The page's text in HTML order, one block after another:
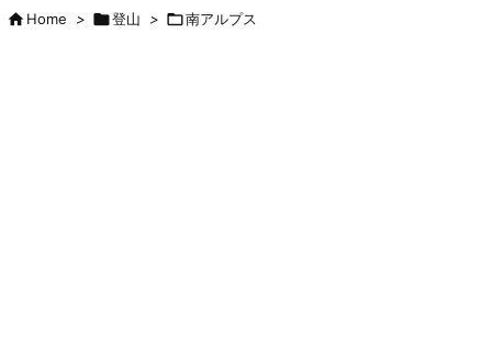
Home > 登山 > 南アルプス